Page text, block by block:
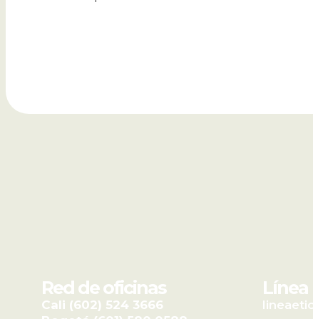
Red de oficinas
Cali (602) 524 3666
Línea